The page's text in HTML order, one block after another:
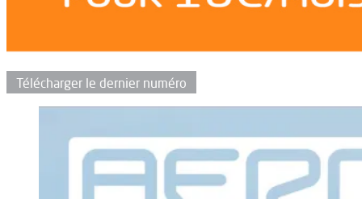
Télécharger le dernier numéro